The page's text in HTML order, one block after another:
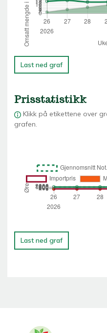
Last ned graf
Prisstatistikk
Klikk på etikettene over
grafen.
Last ned graf